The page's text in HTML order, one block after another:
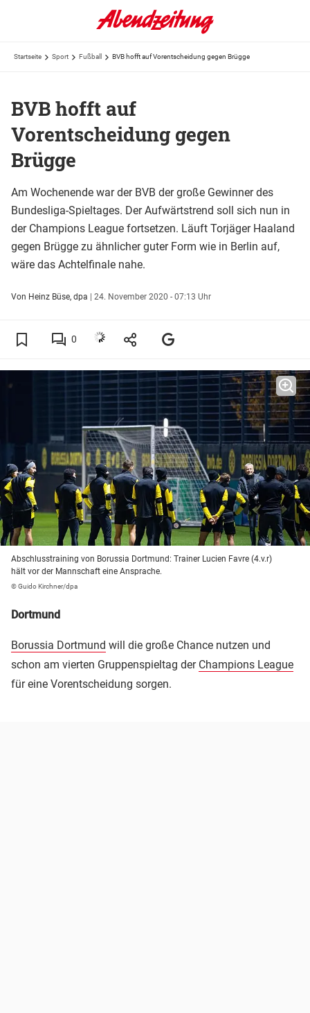
Startseite Sport Fußball BVB hofft auf Vorentscheidung gegen Brügge
BVB hofft auf
Vorentscheidung gegen
Brügge
Am Wochenende war der BVB der große Gewinner des
Bundesliga-Spieltages. Der Aufwärtstrend soll sich nun in
der Champions League fortsetzen. Läuft Torjäger Haaland
gegen Brügge zu ähnlicher guter Form wie in Berlin auf,
wäre das Achtelfinale nahe.
Von Heinz Büse, dpa | 24. November 2020 - 07:13 Uhr
0
Abschlusstraining von Borussia Dortmund: Trainer Lucien Favre (4.v.r)
hält vor der Mannschaft eine Ansprache.
© Guido Kirchner/dpa
Dortmund
Borussia Dortmund will die große Chance nutzen und
schon am vierten Gruppenspieltag der Champions League
für eine Vorentscheidung sorgen.